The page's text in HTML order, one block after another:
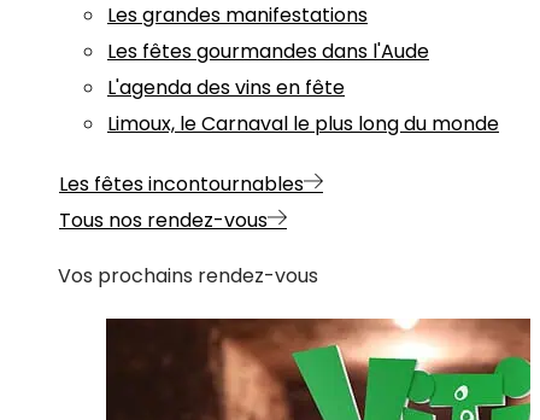
Les grandes manifestations
Les fêtes gourmandes dans l'Aude
L'agenda des vins en fête
Limoux, le Carnaval le plus long du monde
Les fêtes incontournables
Tous nos rendez-vous
Vos prochains rendez-vous